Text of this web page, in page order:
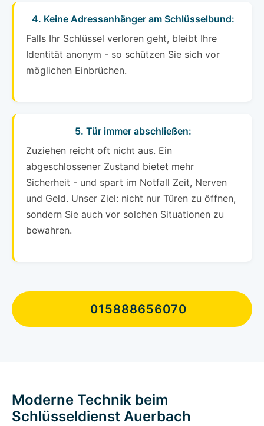
4. Keine Adressanhänger am Schlüsselbund:
Falls Ihr Schlüssel verloren geht, bleibt Ihre
Identität anonym - so schützen Sie sich vor
möglichen Einbrüchen.
5. Tür immer abschließen:
Zuziehen reicht oft nicht aus. Ein
abgeschlossener Zustand bietet mehr
Sicherheit - und spart im Notfall Zeit, Nerven
und Geld. Unser Ziel: nicht nur Türen zu öffnen,
sondern Sie auch vor solchen Situationen zu
bewahren.
015888656070
Moderne Technik beim
Schlüsseldienst Auerbach